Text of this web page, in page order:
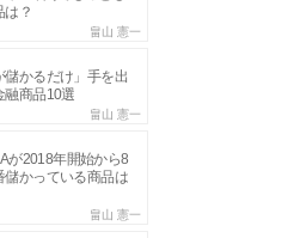
は？
畠山 憲一
儲かるだけ」手を出
融商品10選
畠山 憲一
が2018年開始から8
儲かっている商品は
畠山 憲一